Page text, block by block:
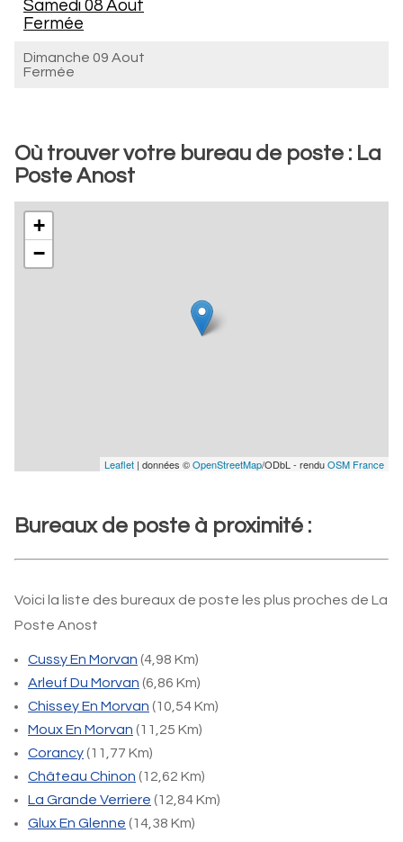
Samedi 08 Aout
Fermée
Dimanche 09 Aout
Fermée
Où trouver votre bureau de poste : La
Poste Anost
+
−
Leaflet | données ©OpenStreetMap/ODbL - renduOSM France
Bureaux de poste à proximité :
Voici la liste des bureaux de poste les plus proches de La
Poste Anost
Cussy En Morvan (4,98 Km)
Arleuf Du Morvan (6,86 Km)
Chissey En Morvan (10,54 Km)
Moux En Morvan (11,25 Km)
Corancy(11,77 Km)
Château Chinon (12,62 Km)
La Grande Verriere (12,84 Km)
Glux En Glenne (14,38 Km)